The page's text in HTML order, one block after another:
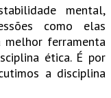
mental,
como elas
melhor ferramenta
ética. É por
a disciplina